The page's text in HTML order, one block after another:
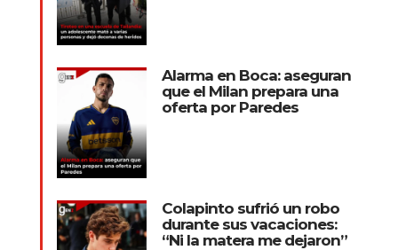
Alarma en Boca: aseguran
que el Milan prepara una
oferta por Paredes
Colapinto sufrió un robo
durante sus vacaciones:
“Ni la matera me dejaron”